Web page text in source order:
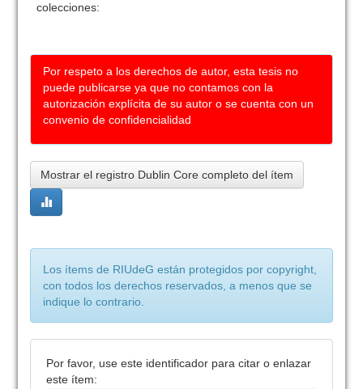
colecciones:
Por respeto a los derechos de autor, esta tesis no
puede publicarse ya que no contamos con la
autorización explícita de su autor o se cuenta con un
convenio de confidencialidad
Mostrar el registro Dublin Core completo del ítem
Los ítems de RIUdeG están protegidos por copyright,
con todos los derechos reservados, a menos que se
indique lo contrario.
Por favor, use este identificador para citar o enlazar
este ítem: